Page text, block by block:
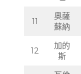
11
奧薩
蘇納
12
加的
斯